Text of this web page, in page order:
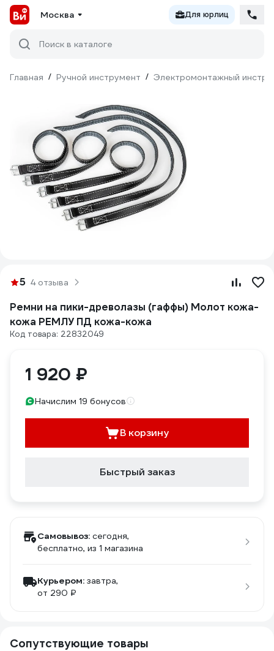
Москва Для юрлиц
Поиск в каталоге
Главная / Ручной инструмент / Электромонтажный
5 4 отзыва
Ремни на пики-древолазы (гаффы) Молот кожа-
кожа РЕМЛУ ПД кожа-кожа
Код товара: 22832049
1 920 ₽
Начислим 19 бонусов
В корзину
Быстрый заказ
Самовывоз: сегодня,
бесплатно, из 1 магазина
Курьером: завтра,
от 290 ₽
Сопутствующие товары